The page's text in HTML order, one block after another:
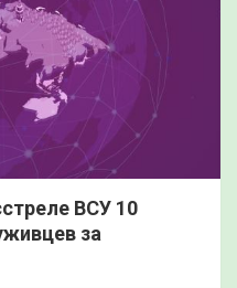
ВСУ 10
за